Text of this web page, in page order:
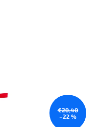
€20,40
–22 %